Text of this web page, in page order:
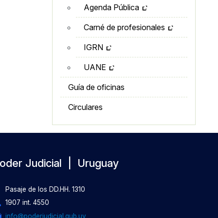
Agenda Pública
Carné de profesionales
IGRN
UANE
Guía de oficinas
Circulares
Judicial | Uruguay
Pasaje de los DD.HH. 1310
1907 int. 4550
info@poderjudicial.gub.uy